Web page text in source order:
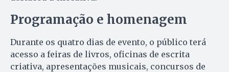
Programação e homenagem
Durante os quatro dias de evento, o público terá
acesso a feiras de livros, oficinas de escrita
criativa, apresentações musicais, concursos de